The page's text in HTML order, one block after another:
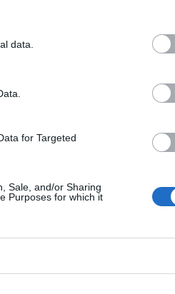
data.
for Targeted
Sale, and/or Sharing
Purposes for which it